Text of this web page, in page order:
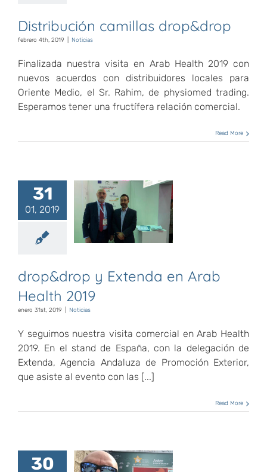
Distribución camillas drop&drop
febrero 4th, 2019 Noticias
Finalizada nuestra visita en Arab Health 2019 con
nuevos acuerdos con distribuidores locales para
Oriente Medio, el Sr. Rahim, de physiomed trading.
Esperamos tener una fructífera relación comercial.
Read More
31
01, 2019
drop&drop y
Extenda en
Arab Health
drop&drop y Extenda en Arab
Health 2019
enero 31st, 2019 Noticias
Y seguimos nuestra visita comercial en Arab Health
2019. En el stand de España, con la delegación de
Extenda, Agencia Andaluza de Promoción Exterior,
que asiste al evento con las [...]
Read More
30